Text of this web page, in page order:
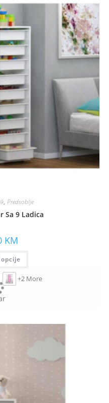
, Predsoblje
Sa 9 Ladica
KM
+2 More